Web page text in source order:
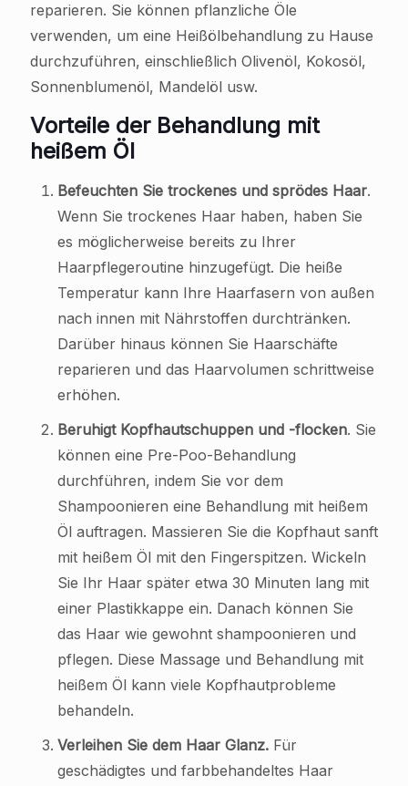
reparieren. Sie können pflanzliche Öle
verwenden, um eine Heißölbehandlung zu Hause
durchzuführen, einschließlich Olivenöl, Kokosöl,
Sonnenblumenöl, Mandelöl usw.
Vorteile der Behandlung mit
heißem Öl
Befeuchten Sie trockenes und sprödes Haar.
Wenn Sie trockenes Haar haben, haben Sie
es möglicherweise bereits zu Ihrer
Haarpflegeroutine hinzugefügt. Die heiße
Temperatur kann Ihre Haarfasern von außen
nach innen mit Nährstoffen durchtränken.
Darüber hinaus können Sie Haarschäfte
reparieren und das Haarvolumen schrittweise
erhöhen.
Beruhigt Kopfhautschuppen und -flocken. Sie
können eine Pre-Poo-Behandlung
durchführen, indem Sie vor dem
Shampoonieren eine Behandlung mit heißem
Öl auftragen. Massieren Sie die Kopfhaut sanft
mit heißem Öl mit den Fingerspitzen. Wickeln
Sie Ihr Haar später etwa 30 Minuten lang mit
einer Plastikkappe ein. Danach können Sie
das Haar wie gewohnt shampoonieren und
pflegen. Diese Massage und Behandlung mit
heißem Öl kann viele Kopfhautprobleme
behandeln.
Verleihen Sie dem Haar Glanz. Für
geschädigtes und farbbehandeltes Haar